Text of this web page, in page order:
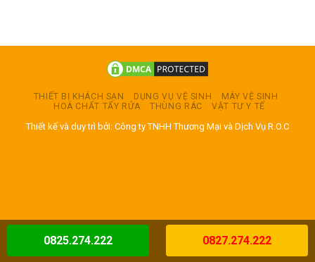
THIẾT BỊ KHÁCH SẠN DỤNG VỤ VỆ SINH
MÁY VỆ SINH
HOÁ CHẤT TẨY RỬA
THÙNG RÁC VẬT TƯ Y TẾ
Thiết kế và duy trì bởi: Công ty TNHH Thương Mại và Dịch Vụ R.O.C
0825.274.222 0827.274.222